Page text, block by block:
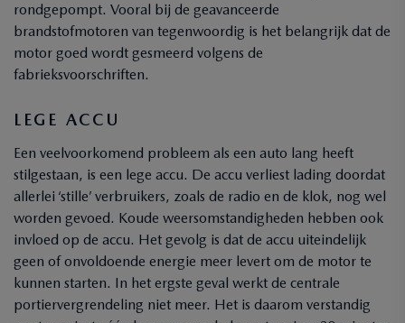
rondgepompt. Vooral bij de geavanceerde
brandstofmotoren van tegenwoordig is het belangrijk dat de
motor goed wordt gesmeerd volgens de
fabrieksvoorschriften.
LEGE ACCU
Een veelvoorkomend probleem als een auto lang heeft
stilgestaan, is een lege accu. De accu verliest lading doordat
allerlei ‘stille’ verbruikers, zoals de radio en de klok, nog wel
worden gevoed. Koude weersomstandigheden hebben ook
invloed op de accu. Het gevolg is dat de accu uiteindelijk
geen of onvoldoende energie meer levert om de motor te
kunnen starten. In het ergste geval werkt de centrale
portiervergrendeling niet meer. Het is daarom verstandig